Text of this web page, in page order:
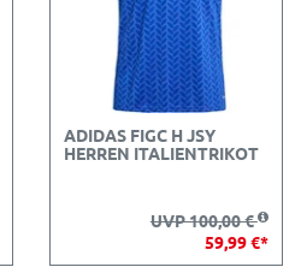
ADIDAS FIGC H JSY
HERREN ITALIENTRIKOT
UVP 100,00 €
59,99 €*